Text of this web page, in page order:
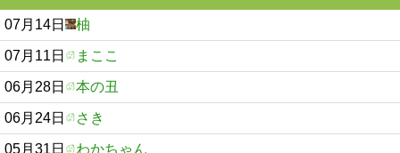
07月14日 柚
07月11日 まここ
06月28日 本の丑
06月24日 さき
05月31日 わかちゃん